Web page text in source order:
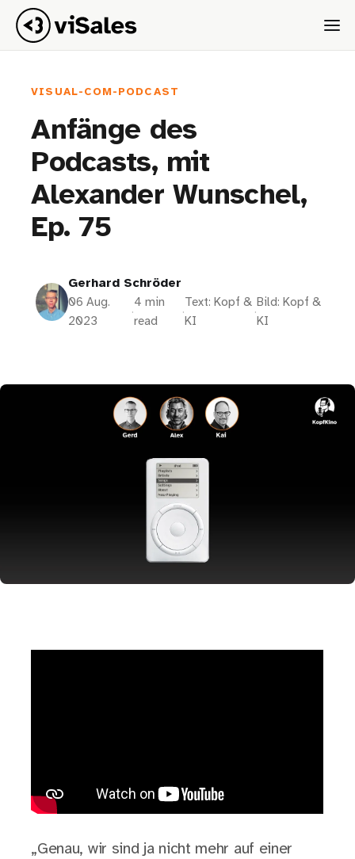
VISUAL-COM-PODCAST
Anfänge des
Podcasts, mit
Alexander Wunschel,
Ep. 75
Gerhard Schröder
06 Aug.
2023
·
4 min
read
·
Text: Kopf &
KI
·
Bild: Kopf &
KI
„Genau, wir sind ja nicht mehr auf einer